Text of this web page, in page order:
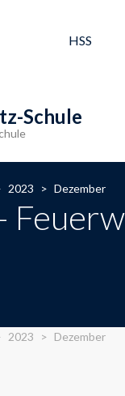
HSS
Schule
2023 > Dezember
2023 > Dezember